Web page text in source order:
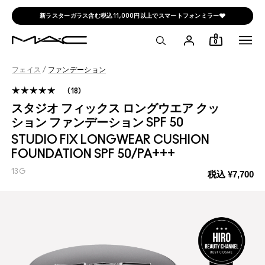
新ラスターガラス含む税込11,000円以上でスマートフォンミラー🩶
0
フェイス / ファンデーション
スタジオ フィックス ロングウエア クッ
ション ファンデーション SPF 50
STUDIO FIX LONGWEAR CUSHION
FOUNDATION SPF 50/PA+++
税込 ¥7,700
13G
18